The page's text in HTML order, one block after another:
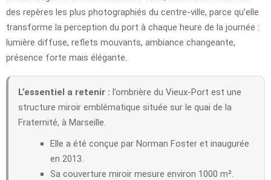
des repères les plus photographiés du centre-ville, parce qu’elle
transforme la perception du port à chaque heure de la journée :
lumière diffuse, reflets mouvants, ambiance changeante,
présence forte mais élégante.
L’essentiel a retenir : l’ombrière du Vieux-Port est une
structure miroir emblématique située sur le quai de la
Fraternité, à Marseille.
Elle a été conçue par Norman Foster et inaugurée
en 2013.
Sa couverture miroir mesure environ 1000 m².